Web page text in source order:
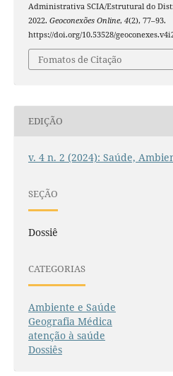
Administrativa SCIA/Estrutural do
2022. Geoconexões Online, 4(2), 77–93.
https://doi.org/10.53528/
Fomatos de Citação
EDIÇÃO
v. 4 n. 2 (2024): Saúde,
SEÇÃO
Dossiê
CATEGORIAS
Ambiente e Saúde
Geografia Médica
atenção à saúde
Dossiês